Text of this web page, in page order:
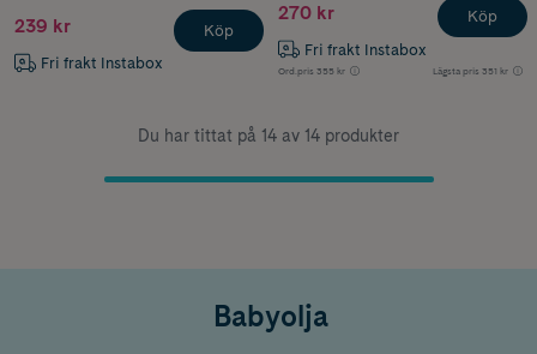
239 kr
Fri frakt Instabox
Köp
270 kr
Fri frakt Instabox
Ord.pris 355 kr Lägsta pris 351 kr
Köp
Du har tittat på 14 av 14 produkter
Babyolja